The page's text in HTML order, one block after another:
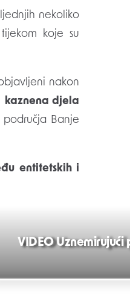
nekoliko
koje su
nakon
kaznena djela
Banje
entitetskih i
VIDEO